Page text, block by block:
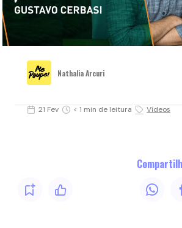
Nathalia Arcuri
21 Fev < 1 min de leitura Vídeos